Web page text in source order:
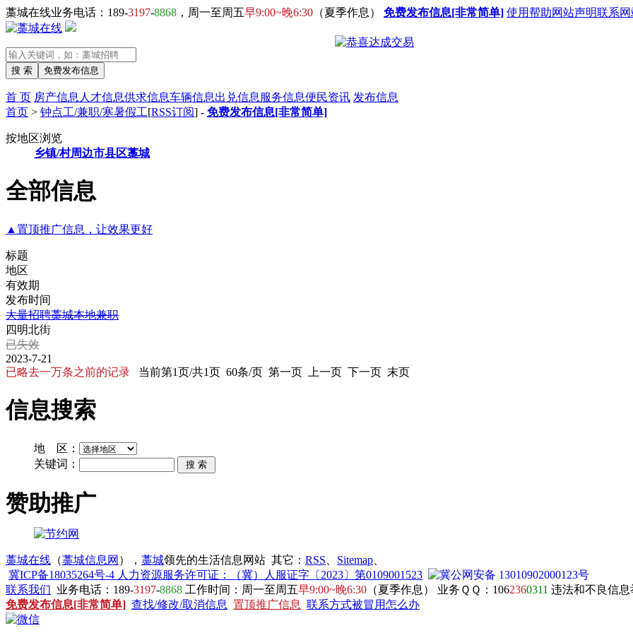
藁城在线业务电话：189-3197-8868 ，周一至周五早9:00~晚6:30 （夏季作息） 免费发布信息[非常简单] 使用帮助网站声明联系网
首 页 房产信息 人才信息供求信息车辆信息出兑信息 服务信息便民资讯 发布信息
首页 > 钟点工/兼职/寒暑假工[RSS订阅] - 免费发布信息[非常简单]
按地区浏览
乡镇/村周边市县区藁城
全部信息
▲置顶推广信息，让效果更好
标题
地区
有效期
发布时间
大量招聘藁城本地兼职
四明北街
已失效
2023-7-21
已略去一万条之前的记录
当前第1页/共1页 60条/页 第一页 上一页 下一页 末页
信息搜索
地 区：
关键词：
赞助推广
藁城在线 （藁城信息网 ）， 藁城领先的生活信息网站 其它： RSS Sitemap
冀ICP备18035264号-4 人力资源服务许可证：（冀）人服证字〔2023〕第0109001523
冀公网安备 13010902000123号
联系我们 业务电话：189-3197-8868 工作时间：周一至周五早9:00~晚6:30 （夏季作息） 业务ＱＱ：1062360311 违法和不良信息
免费发布信息[非常简单] 查找/修改/取消信息 置顶推广信息 联系方式被冒用怎么办